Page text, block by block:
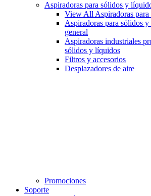
Aspiradoras para sólidos y
View All Aspiradoras
Aspiradoras para sólidos
general
Aspiradoras industriales
sólidos y líquidos
Filtros y accesorios
Desplazadores de aire
Promociones
Soporte